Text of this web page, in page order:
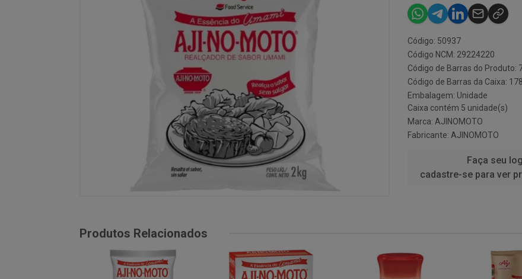
Código: 50937
Código NCM: 29224220
Código de Barras do Produto:
Código de Barras da Caixa:
Embalagem: Unidade
Caixa contém 5 unidade(s)
Marca: AJINOMOTO
Fabricante: AJINOMOTO
Faça seu
cadastre-se para ver
Produtos Relacionados